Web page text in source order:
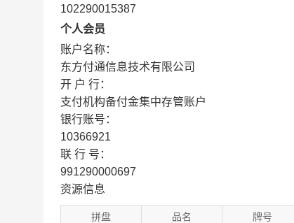
102290015387
个人会员
账户名称：
东方付通信息技术有限公司
开 户 行：
支付机构备付金集中存管账户
银行账号：
10366921
联 行 号：
991290000697
资源信息
拼盘 品名 牌号